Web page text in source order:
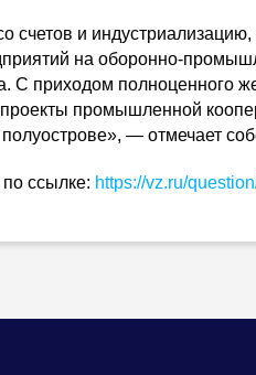
счетов и
на оборонно-
С приходом полноценного
промышленной
— отмечает
ссылке: https://vz.ru/